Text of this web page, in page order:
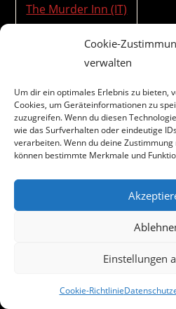
Cookie-
verwalten
Um dir ein optimales Erlebnis zu bieten,
Cookies, um Geräteinformationen zu
zuzugreifen. Wenn du diesen
wie das Surfverhalten oder eindeutige
verarbeiten. Wenn du deine
können bestimmte Merkmale und
Einstellungen
Cookie-Richtlinie
The Murder Inn (IT)
Copyright 2020